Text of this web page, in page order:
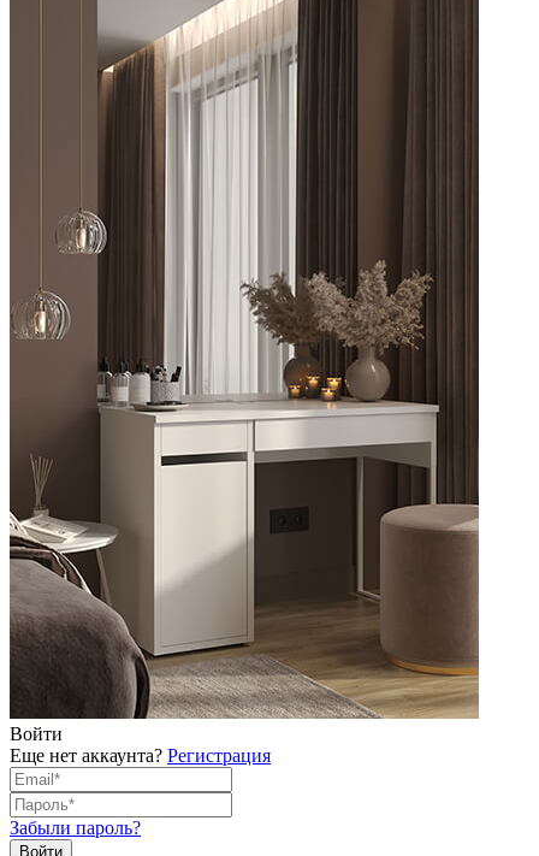
Войти
Еще нет аккаунта? Регистрация
Забыли пароль?